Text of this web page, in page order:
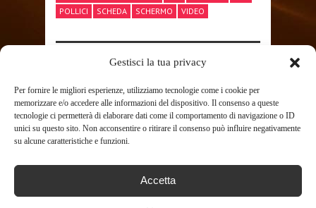
Gestisci la tua privacy
Per fornire le migliori esperienze, utilizziamo tecnologie come i cookie per
memorizzare e/o accedere alle informazioni del dispositivo. Il consenso a queste
tecnologie ci permetterà di elaborare dati come il comportamento di navigazione o ID
unici su questo sito. Non acconsentire o ritirare il consenso può influire negativamente
su alcune caratteristiche e funzioni.
Accetta
POLLICI
SCHEDA SCHERMO VIDEO